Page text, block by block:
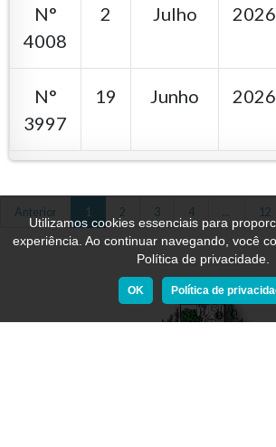
Utilizamos cookies essenciais para
experiência. Ao continuar navegando, você
Política de privacidade.
OK Política de
N°
4008
2 Julho 2026
N°
3997
19 Junho 2026
Anterior 1 2 3 4 ... 12